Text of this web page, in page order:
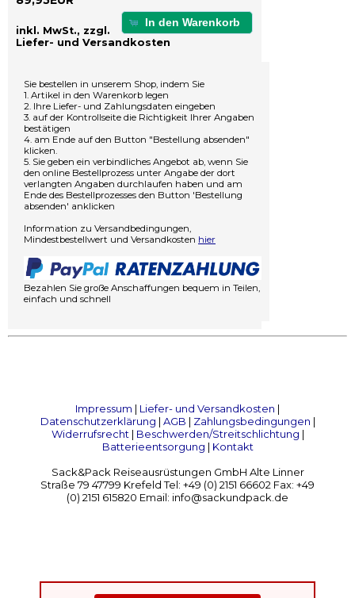
In den Warenkorb
inkl. MwSt., zzgl.
Liefer- und Versandkosten
Sie bestellen in unserem Shop, indem Sie
1. Artikel in den Warenkorb legen
2. Ihre Liefer- und Zahlungsdaten eingeben
3. auf der Kontrollseite die Richtigkeit Ihrer Angaben
bestätigen
4. am Ende auf den Button "Bestellung absenden"
klicken.
5. Sie geben ein verbindliches Angebot ab, wenn Sie
den online Bestellprozess unter Angabe der dort
verlangten Angaben durchlaufen haben und am
Ende des Bestellprozesses den Button 'Bestellung
absenden' anklicken
Information zu Versandbedingungen,
Mindestbestellwert und Versandkosten hier
Bezahlen Sie große Anschaffungen bequem in Teilen,
einfach und schnell
Impressum | Liefer- und Versandkosten |
Datenschutzerklärung | AGB | Zahlungsbedingungen |
Widerrufsrecht | Beschwerden/Streitschlichtung |
Batterieentsorgung | Kontakt
Sack&Pack Reiseausrüstungen GmbH Alte Linner
Straße 79 47799 Krefeld Tel: +49 (0) 2151 66602 Fax: +49
(0) 2151 615820 Email: info@sackundpack.de